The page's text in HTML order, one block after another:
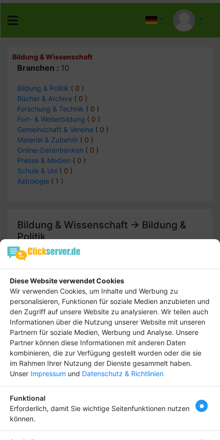
Bildung & Wissenschaft
Branchen : 10
Bildung & Politik ( 0 )
Bücher & Archive ( 0 )
Forschung & Technik ( 0 )
Fort- & Weiterbildung ( 0 )
Gemeinschaft & Vereine ( 0 )
Material & Zubehör ( 0 )
Online-Datenbanken ( 0 )
Presse & Medien ( 0 )
Schule & Uni ( 0 )
Astrologie ( 1 )
Bildung & Wissenschaft -> Bildung &
Politik
Einträge :0
keine Daten
Tipp
Hebe dich ab von
anderen ab und bringe
deinen Firmeneintrag
ganz nach vorn! Dein
Premium-Eintrag schon
Diese Website verwendet Cookies
Wir verwenden Cookies, um Inhalte und Werbung zu
personalisieren, Funktionen für soziale Medien anzubieten und
den Zugriff auf unsere Website zu analysieren. Wir teilen auch
Informationen über die Nutzung unserer Website mit unseren
Partnern für soziale Medien, Werbung und Analyse. Unsere
Partner können diese Informationen mit anderen Daten
kombinieren, die zur Verfügung gestellt wurden oder die sie
im Rahmen Ihrer Nutzung der Dienste gesammelt haben.
Unser Impressum und Datenschutz & Richtlinien
Funktional
Erforderlich, damit Sie wichtige Seitenfunktionen nutzen
können.